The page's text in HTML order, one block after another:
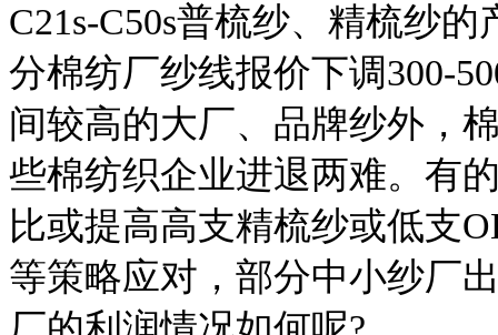
C21s-C50s普梳纱、精梳纱
分棉纺厂纱线报价下调300-
间较高的大厂、品牌纱外，
些棉纺织企业进退两难。有
比或提高高支精梳纱或低支
等策略应对，部分中小纱厂